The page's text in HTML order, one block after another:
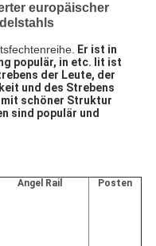
europäischer
Er ist in
populär, in etc. Iit ist
der Leute, der
und des Strebens
schöner Struktur
sind populär und
Angel Rail Posten